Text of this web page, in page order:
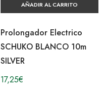
AÑADIR AL CARRITO
Prolongador Electrico
SCHUKO BLANCO 10m
SILVER
17,25€